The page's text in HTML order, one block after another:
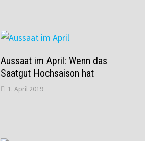
Aussaat im April: Wenn das
Saatgut Hochsaison hat
1. April 2019